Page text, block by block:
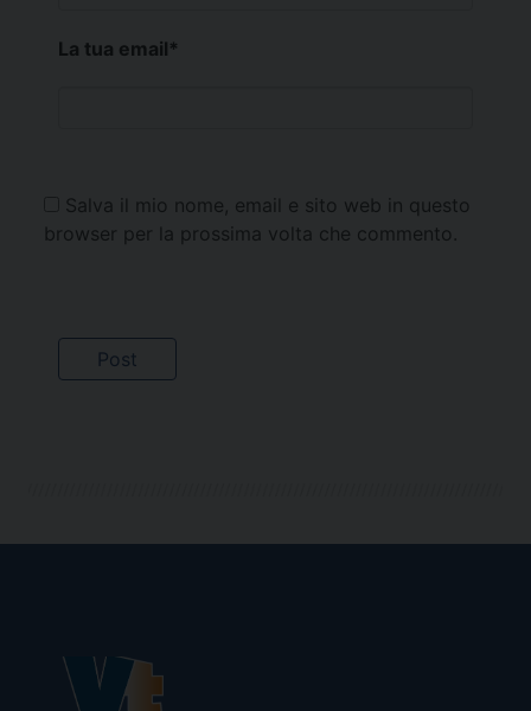
La tua email*
Salva il mio nome, email e sito web in questo
browser per la prossima volta che commento.